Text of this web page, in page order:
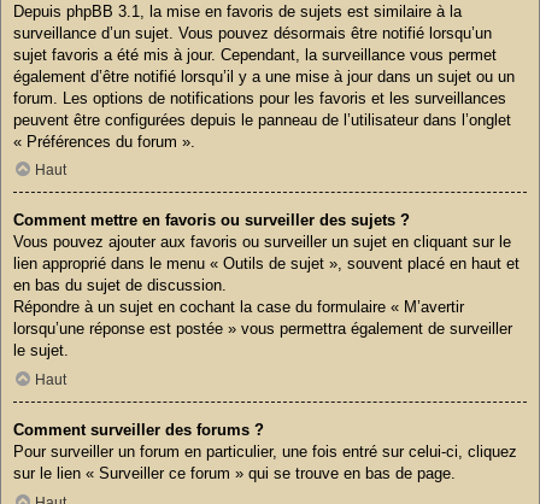
Depuis phpBB 3.1, la mise en favoris de sujets est similaire à la
surveillance d’un sujet. Vous pouvez désormais être notifié lorsqu’un
sujet favoris a été mis à jour. Cependant, la surveillance vous permet
également d’être notifié lorsqu’il y a une mise à jour dans un sujet ou un
forum. Les options de notifications pour les favoris et les surveillances
peuvent être configurées depuis le panneau de l’utilisateur dans l’onglet
« Préférences du forum ».
Haut
Comment mettre en favoris ou surveiller des sujets ?
Vous pouvez ajouter aux favoris ou surveiller un sujet en cliquant sur le
lien approprié dans le menu « Outils de sujet », souvent placé en haut et
en bas du sujet de discussion.
Répondre à un sujet en cochant la case du formulaire « M’avertir
lorsqu’une réponse est postée » vous permettra également de surveiller
le sujet.
Haut
Comment surveiller des forums ?
Pour surveiller un forum en particulier, une fois entré sur celui-ci, cliquez
sur le lien « Surveiller ce forum » qui se trouve en bas de page.